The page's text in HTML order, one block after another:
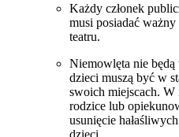
Każdy członek
musi posiadać
teatru.
Niemowlęta nie
dzieci muszą być w
swoich miejscach. W
rodzice lub
usunięcie
dzieci.